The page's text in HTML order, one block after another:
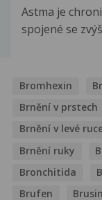
Astma je
spojené se
Bromhexin
Brnění v prstech
Brnění v levé
Brnění ruky
Bronchitida
Brufen